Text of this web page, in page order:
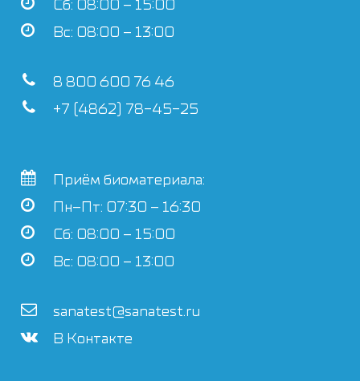
Сб: 08:00 – 15:00
Вс: 08:00 – 13:00
8 800 600 76 46
+7 (4862) 78-45-25
Приём биоматериала:
Пн–Пт: 07:30 – 16:30
Сб: 08:00 – 15:00
Вс: 08:00 – 13:00
sanatest@sanatest.ru
В Контакте